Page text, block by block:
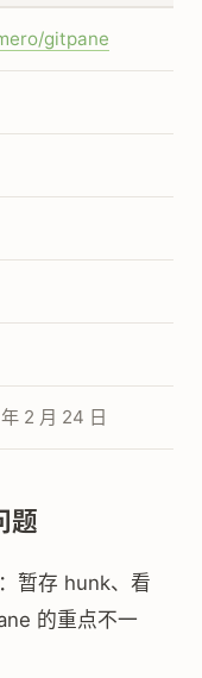
gitpane
2 月 24 日
题
暂存 hunk、看
的重点不一